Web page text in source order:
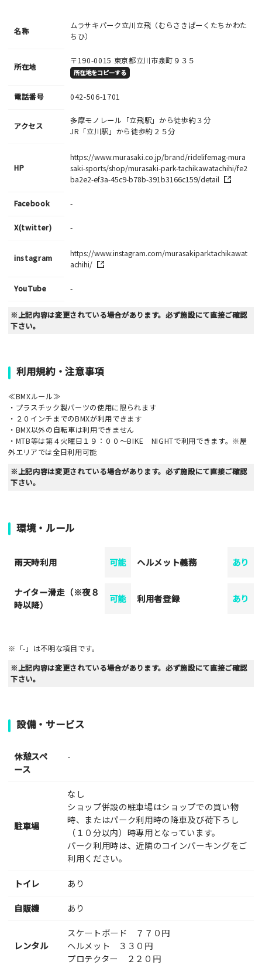
名称
ムラサキパーク立川立飛（むらさきぱーくたちかわた
ちひ）
所在地
〒190-0015 東京都立川市泉町９３５
所在地をコピーする
電話番号 042-506-1701
アクセス
多摩モノレール「立飛駅」から徒歩約３分
JR「立川駅」から徒歩約２５分
HP
https://www.murasaki.co.jp/brand/ridelifemag-mura
saki-sports/shop/murasaki-park-tachikawatachihi/fe2
ba2e2-ef3a-45c9-b78b-391b3166c159/detail
Facebook -
X(twitter) -
instagram
https://www.instagram.com/murasakiparktachikawat
achihi/
YouTube -
※上記内容は変更されている場合があります。必ず施設にて直接ご確認
下さい。
利用規約・注意事項
≪BMXルール≫
・プラスチック製パーツの使用に限られます
・２０インチまでのBMXが利用できます
・BMX以外の自転車は利用できません
・MTB等は第４火曜日１９：００～BIKE NIGHTで利用できます。※屋
外エリアでは全日利用可能
※上記内容は変更されている場合があります。必ず施設にて直接ご確認
下さい。
環境・ルール
雨天時利用 可能 ヘルメット義務 あり
ナイター滑走（※夜８
時以降）
可能 利用者登録 あり
※「-」は不明な項目です。
※上記内容は変更されている場合があります。必ず施設にて直接ご確認
下さい。
設備・サービス
休憩スペ
ース
-
駐車場
なし
ショップ併設の駐車場はショップでの買い物
時、またはパーク利用時の降車及び荷下ろし
（１０分以内）時専用となっています。
パーク利用時は、近隣のコインパーキングをご
利用ください。
トイレ
あり
自販機
あり
レンタル
スケートボード ７７０円
ヘルメット ３３０円
プロテクター ２２０円